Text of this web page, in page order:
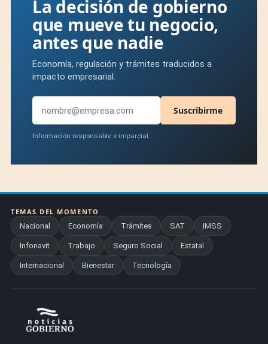
La decisión de gobierno
que mueve tu negocio,
antes que nadie
Economía, regulación y trámites traducidos a
impacto empresarial.
Suscribirme
Información responsable e imparcial.
TEMAS DEL MOMENTO
Nacional
Economía Trámites SAT IMSS
Infonavit Trabajo Seguro Social Estatal
Internacional Bienestar Tecnología